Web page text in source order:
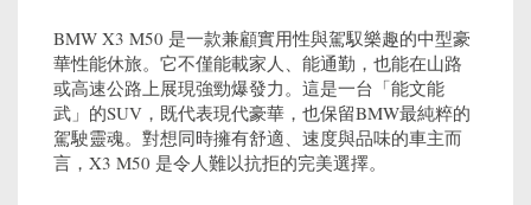
BMW X3 M50 是一款兼顧實用性與駕馭樂趣的中型豪
華性能休旅。它不僅能載家人、能通勤，也能在山路
或高速公路上展現強勁爆發力。這是一台「能文能
武」的SUV，既代表現代豪華，也保留BMW最純粹的
駕駛靈魂。對想同時擁有舒適、速度與品味的車主而
言，X3 M50 是令人難以抗拒的完美選擇。